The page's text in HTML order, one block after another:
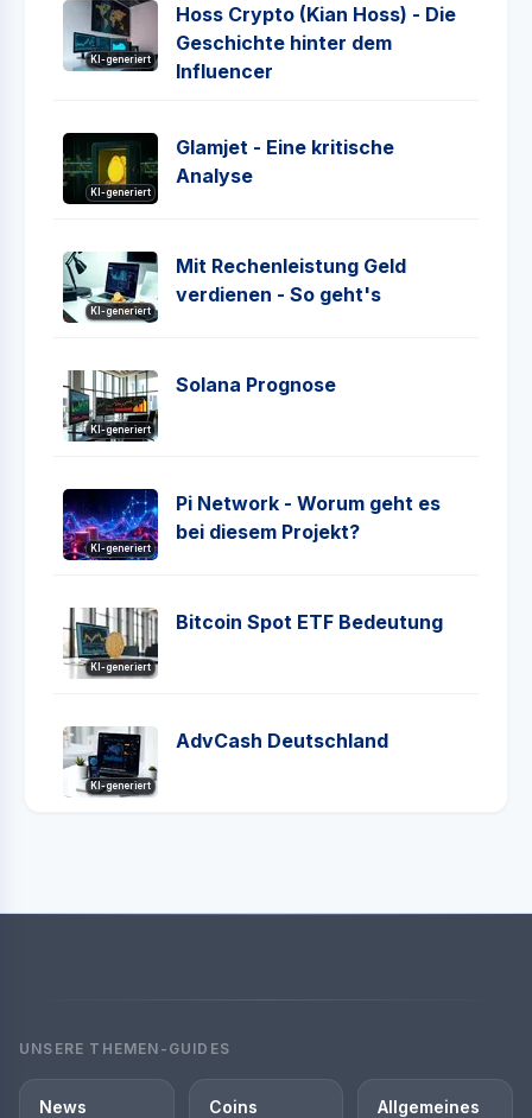
KI-generiert
Hoss Crypto (Kian Hoss) - Die
Geschichte hinter dem
Influencer
KI-generiert
Glamjet - Eine kritische
Analyse
KI-generiert
Mit Rechenleistung Geld
verdienen - So geht's
KI-generiert
Solana Prognose
KI-generiert
Pi Network - Worum geht es
bei diesem Projekt?
KI-generiert
Bitcoin Spot ETF Bedeutung
KI-generiert
AdvCash Deutschland
UNSERE THEMEN-GUIDES
News Coins Allgemeines